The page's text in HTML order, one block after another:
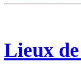
Lieux